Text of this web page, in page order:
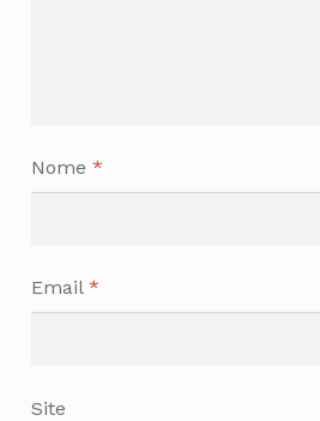
Nome *
Email *
Site